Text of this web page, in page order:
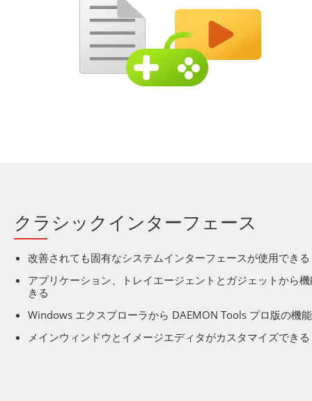
クラシックインターフェース
改善されても固有なシステムインターフェースが使用できる
アプリケーション、トレイエージェントとガジェットから
きる
Windows エクスプローラから DAEMON Tools プロ版の機
メインウィンドウとイメージエディタがカスタマイズできる